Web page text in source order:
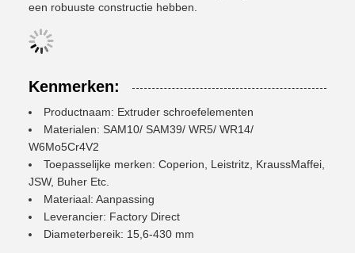
een robuuste constructie hebben.
Kenmerken:
Productnaam: Extruder schroefelementen
Materialen: SAM10/ SAM39/ WR5/ WR14/
W6Mo5Cr4V2
Toepasselijke merken: Coperion, Leistritz, KraussMaffei,
JSW, Buher Etc.
Materiaal: Aanpassing
Leverancier: Factory Direct
Diameterbereik: 15,6-430 mm